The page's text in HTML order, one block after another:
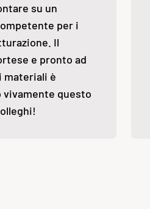
su un
per i
Il
e pronto ad
materiali è
vivamente questo